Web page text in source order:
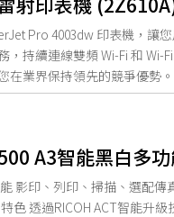
Pro 4003dw 印表機，讓
，持續連線雙頻 Wi-Fi 和 Wi-
在業界保持領先的競爭優勢。
A3智能黑白多
影印、列印、掃描、選配傳
色 透過RICOH ACT智能升